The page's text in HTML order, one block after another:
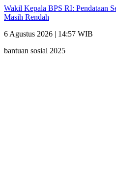
Wakil Kepala BPS RI: Pendataan
Masih Rendah
6 Agustus 2026 | 14:57 WIB
bantuan sosial 2025